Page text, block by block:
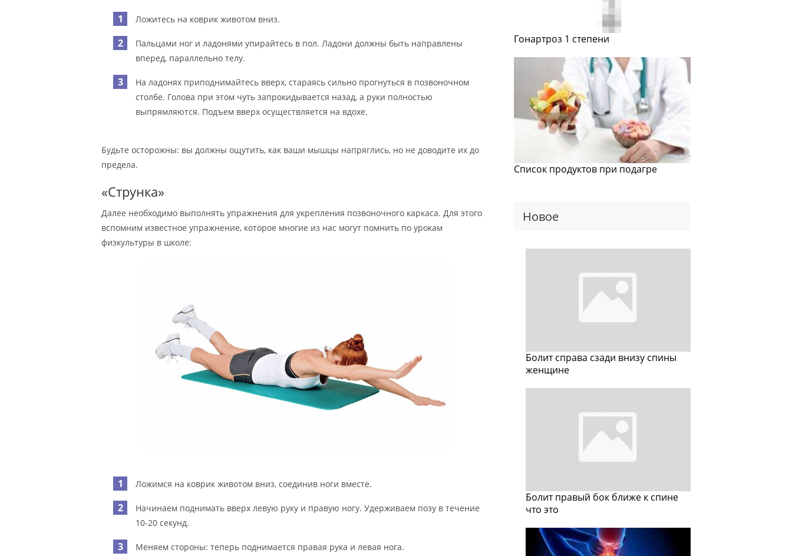
Ложитесь на коврик животом вниз.
Пальцами ног и ладонями упирайтесь в пол. Ладони должны быть направлены
вперед, параллельно телу.
На ладонях приподнимайтесь вверх, стараясь сильно прогнуться в позвоночном
столбе. Голова при этом чуть запрокидывается назад, а руки полностью
выпрямляются. Подъем вверх осуществляется на вдохе.
Будьте осторожны: вы должны ощутить, как ваши мышцы напряглись, но не доводите их до
предела.
«Струнка»
Далее необходимо выполнять упражнения для укрепления позвоночного каркаса. Для этого
вспомним известное упражнение, которое многие из нас могут помнить по урокам
физкультуры в школе:
Ложимся на коврик животом вниз, соединив ноги вместе.
Начинаем поднимать вверх левую руку и правую ногу. Удерживаем позу в течение
10-20 секунд.
Меняем стороны: теперь поднимается правая рука и левая нога.
Гонартроз 1 степени
Список продуктов при подагре
Новое
Болит справа сзади внизу спины
женщине
Болит правый бок ближе к спине
что это